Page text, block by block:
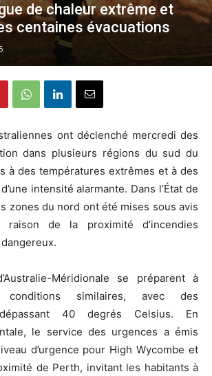
de chaleur extrême et
centaines évacuations
ont déclenché mercredi des
dans plusieurs régions du sud du
à des températures extrêmes et à des
intensité alarmante. Dans l’État de
zones du nord ont été mises sous avis
raison de la proximité d’incendies
Méridionale se préparent à
similaires, avec des
40 degrés Celsius. En
le service des urgences a émis
d’urgence pour High Wycombe et
de Perth, invitant les habitants à